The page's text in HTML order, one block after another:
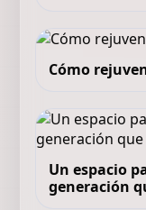
Cómo
Un espacio
generación